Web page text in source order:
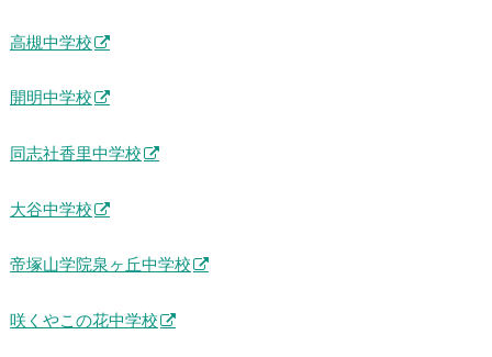
高槻中学校
開明中学校
同志社香里中学校
大谷中学校
帝塚山学院泉ヶ丘中学校
咲くやこの花中学校